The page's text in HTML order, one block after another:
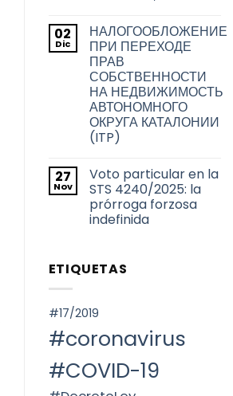
de
uso
turístico
en
Barcelona
comentarios
en
TAX
RESIDENCE
FOR
THE
2026
TAX
YEAR:
EVALUATION
OF
FACTS
PREVAILING
ROLE
OF
SUBSTANCE
OVER
FORM
SPAIN.
02
Dic
НАЛОГООБЛОЖЕНИЕ
ПРИ ПЕРЕХОДЕ
ПРАВ
СОБСТВЕННОСТИ
НА НЕДВИЖИМОСТЬ
АВТОНОМНОГО
ОКРУГА КАТАЛОНИИ
(ITP)
comentarios
en
НАЛОГООБЛОЖЕНИЕ
ПРИ
ПЕРЕХОДЕ
ПРАВ
АВТОНОМНОГО
ОКРУГА
27
Nov
Voto particular en la
STS 4240/2025: la
prórroga forzosa
indefinida
en
Voto
la
STS
la
prórroga
indefinida
ETIQUETAS
#17/2019
#coronavirus
#COVID-19